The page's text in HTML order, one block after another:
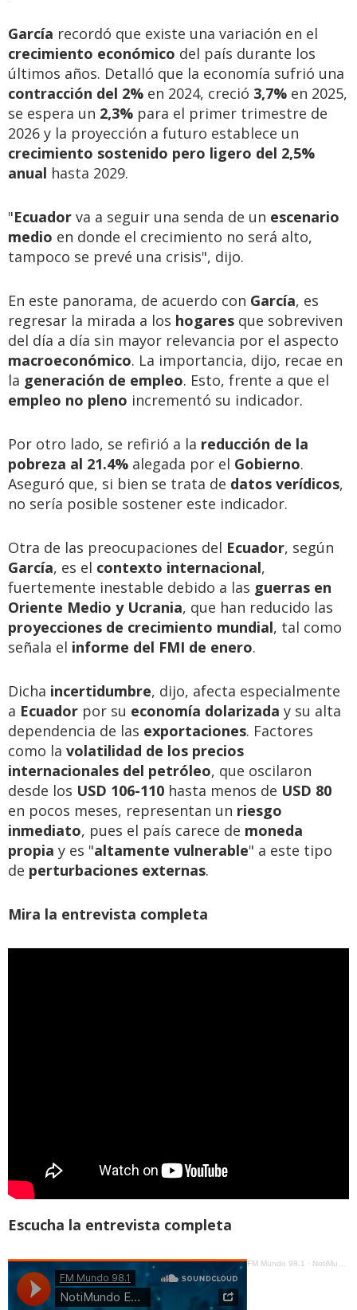
García recordó que existe una variación en el
crecimiento económico del país durante los
últimos años. Detalló que la economía sufrió una
contracción del 2% en 2024, creció 3,7% en 2025,
se espera un 2,3% para el primer trimestre de
2026 y la proyección a futuro establece un
crecimiento sostenido pero ligero del 2,5%
anual hasta 2029.
"Ecuador va a seguir una senda de un escenario
medio en donde el crecimiento no será alto,
tampoco se prevé una crisis", dijo.
En este panorama, de acuerdo con García, es
regresar la mirada a los hogares que sobreviven
del día a día sin mayor relevancia por el aspecto
macroeconómico. La importancia, dijo, recae en
la generación de empleo. Esto, frente a que el
empleo no pleno incrementó su indicador.
Por otro lado, se refirió a la reducción de la
pobreza al 21.4% alegada por el Gobierno.
Aseguró que, si bien se trata de datos verídicos,
no sería posible sostener este indicador.
Otra de las preocupaciones del Ecuador, según
García, es el contexto internacional,
fuertemente inestable debido a las guerras en
Oriente Medio y Ucrania, que han reducido las
proyecciones de crecimiento mundial, tal como
señala el informe del FMI de enero.
Dicha incertidumbre, dijo, afecta especialmente
a Ecuador por su economía dolarizada y su alta
dependencia de las exportaciones. Factores
como la volatilidad de los precios
internacionales del petróleo, que oscilaron
desde los USD 106-110 hasta menos de USD 80
en pocos meses, representan un riesgo
inmediato, pues el país carece de moneda
propia y es "altamente vulnerable" a este tipo
de perturbaciones externas.
Mira la entrevista completa
Escucha la entrevista completa
FM Mundo 98.1 · NotiMundo Estelar - Santiago García, Las cifras económicas del país, ¿se van ordenando?